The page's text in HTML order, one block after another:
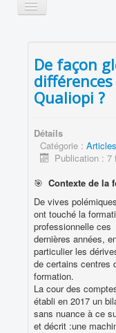
Basculer
la
VOS PROJETS
APPLICATIONS
VOUS
ENSEIGNEMENTS
PUBLICATIONS
PRODUITS &
Vous êtes ici :
De façon
Qualiopi ?
Détails
Catégorie :
Publication : 7
🎯 Contexte de la
De vives polémiques
ont touché la
professionnelle ces
dernières années,
particulier les
de certains centres
formation.
La cour des
établi en 2017 un
sans nuance à ce
et décrit :une